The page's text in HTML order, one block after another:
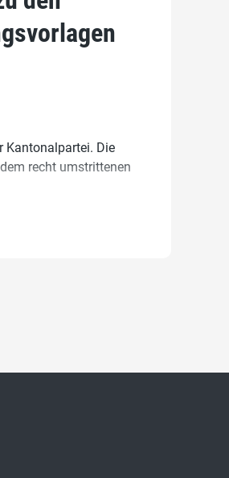
Kantonalpartei. Die
recht umstrittenen